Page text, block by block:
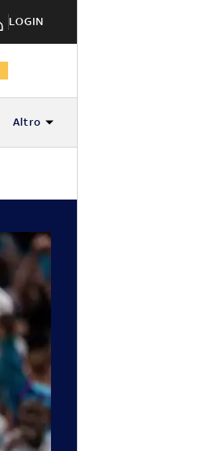
LOGIN
Altro